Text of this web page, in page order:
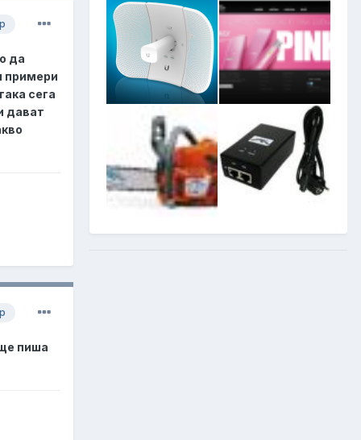
да
примери
сега
дават
пиша